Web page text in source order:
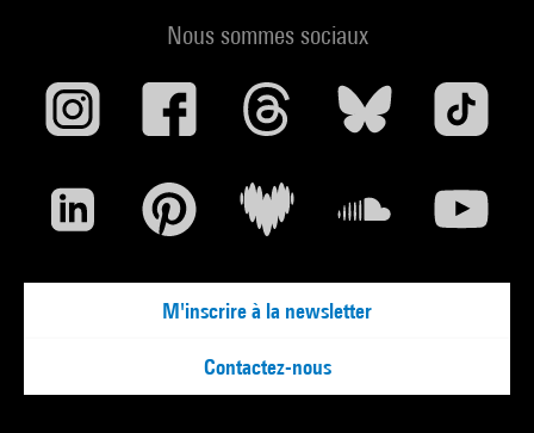
Centre Pompidou, hiver 2023/2024 (reprod. coul. p. 83) . N°
Voir la notice sur le portail de la Bibliothèque Kandinsky
Decharme au Centre Pompidou : Paris, le Centre Pompidou au
Grand-Palais, 11 juin-21 septembre 2025. - Paris :
253, cit. p. 134, 182, 197 et reprod. coul. p. 186-187) . N° isbn
978-2-7118-8097-3
Nous sommes sociaux
M'inscrire à la newsletter
Contactez-nous